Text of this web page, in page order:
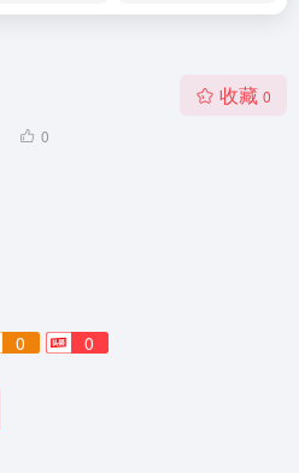
0
收藏 0
0 0